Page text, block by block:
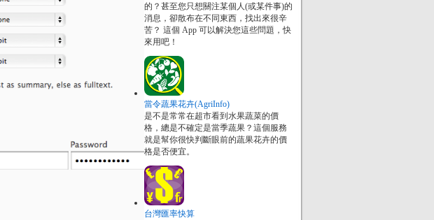
的？甚至您只想關注某個人(或某件事)的
消息，卻散布在不同東西，找出來很辛
苦？ 這個 App 可以解決您這些問題，快
來用吧！
當令蔬果花卉(AgriInfo)
是不是常常在超市看到水果蔬菜的價
格，總是不確定是當季蔬果？這個服務
就是幫你很快判斷眼前的蔬果花卉的價
格是否便宜。
台灣匯率快算